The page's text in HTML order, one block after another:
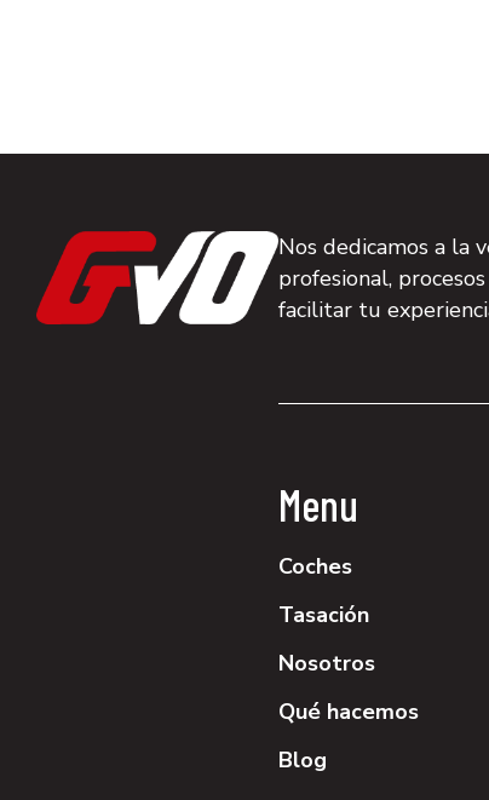
Nos dedicamos a la
profesional,
facilitar tu
Menu
Coches
Tasación
Nosotros
Qué hacemos
Blog